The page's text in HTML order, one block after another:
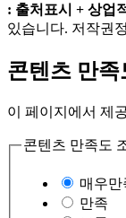
: 출처표시 + 상업
있습니다. 저작권
콘텐츠 만족
이 페이지에서 제
콘텐츠 만족도
매우만
만족